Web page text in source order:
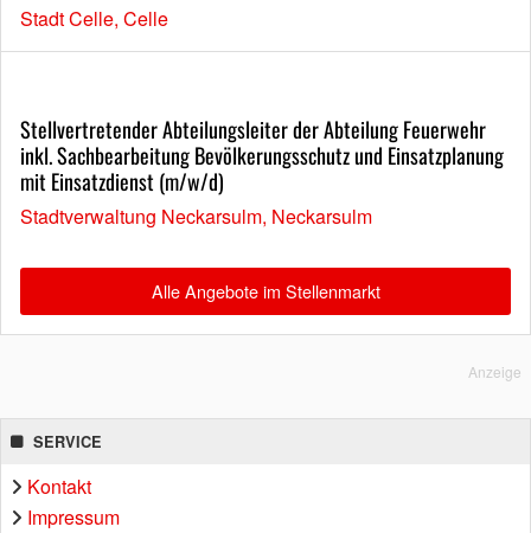
Stadt Celle, Celle
Stellvertretender Abteilungsleiter der Abteilung Feuerwehr
inkl. Sachbearbeitung Bevölkerungsschutz und Einsatzplanung
mit Einsatzdienst (m/w/d)
Stadtverwaltung Neckarsulm, Neckarsulm
Alle Angebote im Stellenmarkt
Anzeige
SERVICE
Kontakt
Impressum